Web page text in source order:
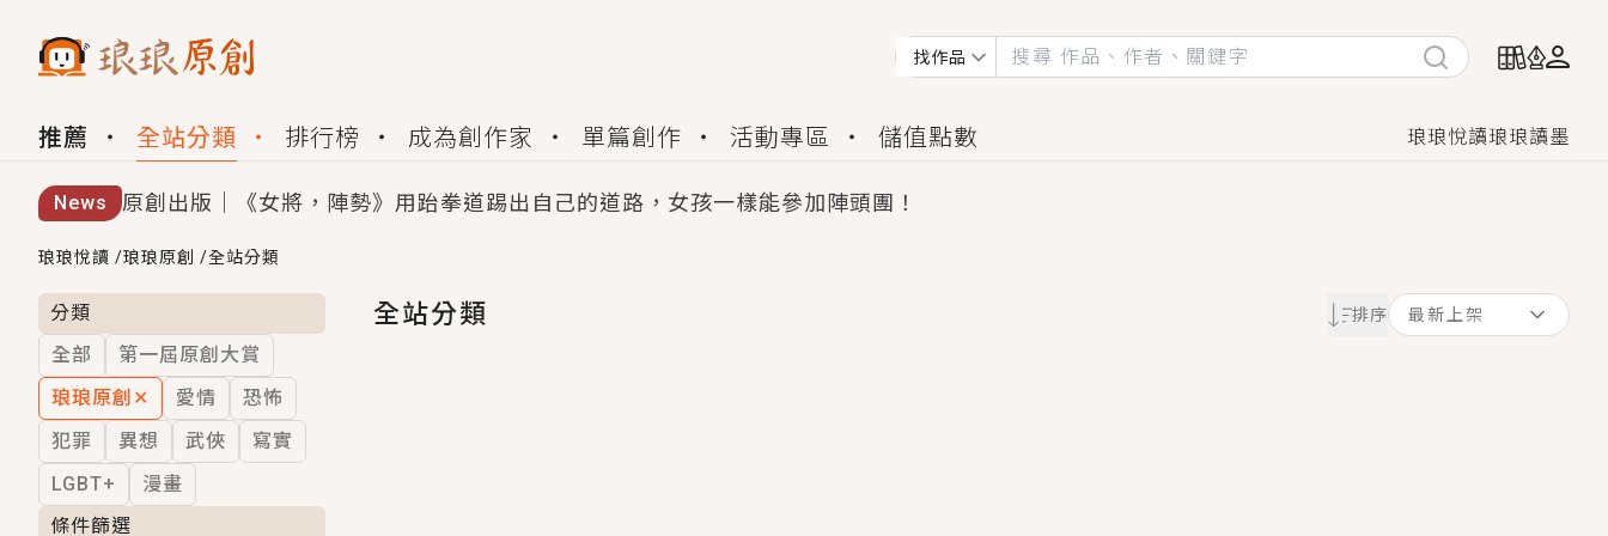
找作品
推薦 全站分類 排行榜 成為創作家 單篇創作 活動專區 儲值點數 琅琅悅讀琅琅讀墨
News 原創出版｜《女將，陣勢》用跆拳道踢出自己的道路，女孩一樣能參加陣頭團！
創,作家招募｜華文小說創作首選！有機會獲得豐富廣宣資源、專屬服務與獨享福利！
小編心動書單｜《離婚你提的，二婚嫁大佬，你哭什麼？》追妻火葬場！前夫失憶移情別戀，她頭也不回找新歡，他居然還後悔了？
GL｜《夏日與檸檬與重疊世界》炎熱的夏日、檸檬的香氣、互相愛慕的兩位少女，今夏最推純愛GL漫畫！
BL｜《費洛蒙中毒》救命！特殊費洛蒙體質世界觀，無法抗拒的吸引力，已中毒Σ>―(〃°ω°〃)♡→
OMG你嚇到我了｜《陰陽鬼店》上班族買了房子模型，但現實中買下的竟是屬於他的停屍櫃？！
言情｜《國語推行員》每個人心中都有一個連自己也無法改變的永恆， 他的一生將不由自主追逐著她……
琅琅悅讀 /琅琅原創 /全站分類
分類
全部
第一屆原創大賞
琅琅原創 ✕ 愛情
恐怖
犯罪
異想 武俠
寫實
LGBT+
漫畫
條件篩選
全站分類 排序 最新上架